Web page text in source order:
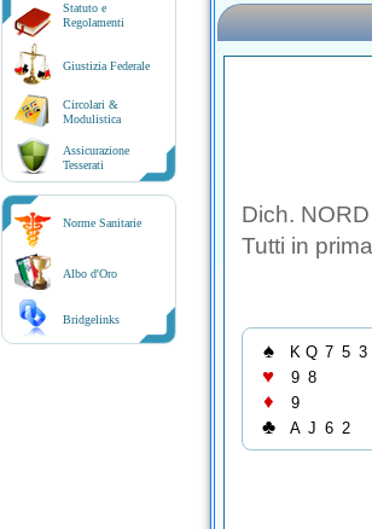
Statuto e
Regolamenti
Giustizia Federale
Circolari &
Modulistica
Assicurazione
Tesserati
Norme Sanitarie
Albo d'Oro
Bridgelinks
Dich. NORD
Tutti in prima
♠ K Q 7 5 3
♥ 9 8
♦ 9
♣ A J 6 2